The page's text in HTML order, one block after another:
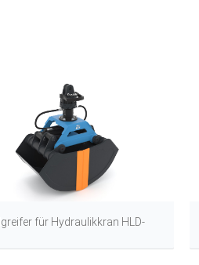
für Hydraulikkran HLD-